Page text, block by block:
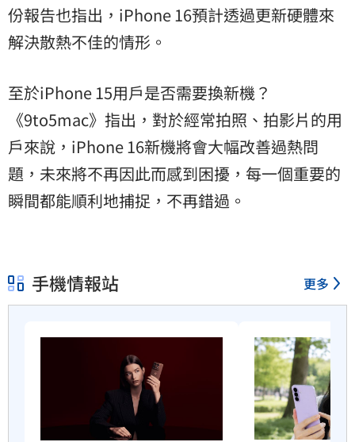
份報告也指出，iPhone 16預計透過更新硬體來
解決散熱不佳的情形。
至於iPhone 15用戶是否需要換新機？
《9to5mac》指出，對於經常拍照、拍影片的用
戶來說，iPhone 16新機將會大幅改善過熱問
題，未來將不再因此而感到困擾，每一個重要的
瞬間都能順利地捕捉，不再錯過。
手機情報站 更多